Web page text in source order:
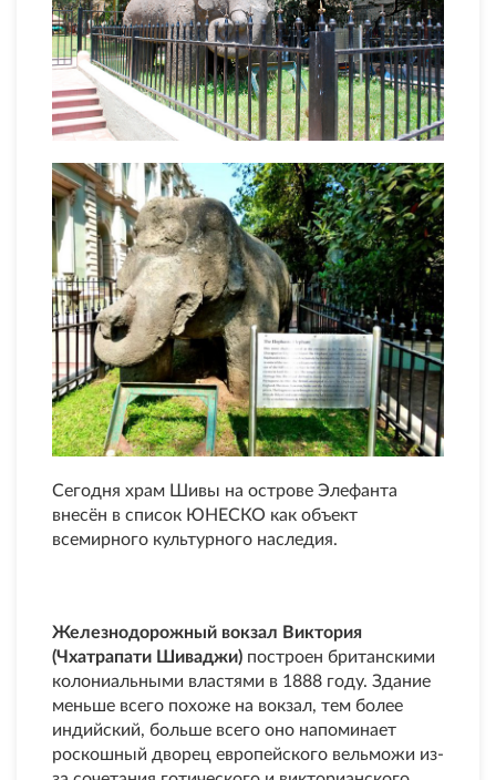
Сегодня храм Шивы на острове Элефанта
внесён в список ЮНЕСКО как объект
всемирного культурного наследия.
Железнодорожный вокзал Виктория
(Чхатрапати Шиваджи) построен британскими
колониальными властями в 1888 году. Здание
меньше всего похоже на вокзал, тем более
индийский, больше всего оно напоминает
роскошный дворец европейского вельможи из-